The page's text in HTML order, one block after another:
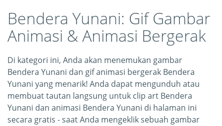
Bendera Yunani: Gif Gambar
Animasi & Animasi Bergerak
Di kategori ini, Anda akan menemukan gambar
Bendera Yunani dan gif animasi bergerak Bendera
Yunani yang menarik! Anda dapat mengunduh atau
membuat tautan langsung untuk clip art Bendera
Yunani dan animasi Bendera Yunani di halaman ini
secara gratis - saat Anda mengeklik sebuah gambar